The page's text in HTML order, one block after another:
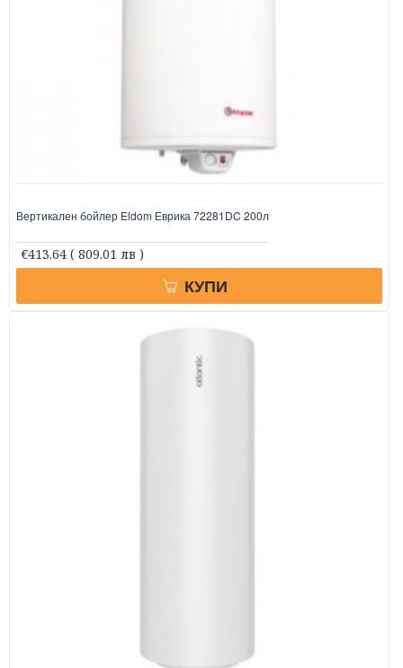
Вертикален бойлер Eldom Еврика 72281DC 200л
€413.64 ( 809.01 лв )
КУПИ